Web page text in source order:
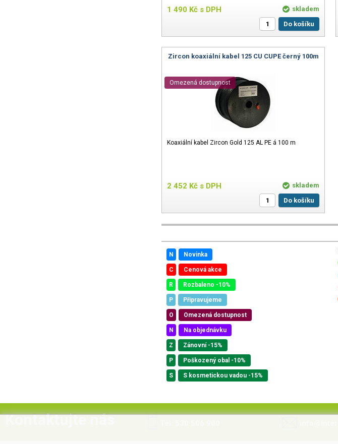
1 490 Kč s DPH
skladem
Do košíku
Zircon koaxiální kabel 125 CU CUPE černý 100m
Koaxiální kabel Zircon Gold 125 AL PE á 100 m
2 452 Kč s DPH
Omezená dostupnost
skladem
Do košíku
N Novinka
C Cenová akce
R Rozbaleno -10%
P Připravujeme
O Omezená dostupnost
N Na objednávku
Z Zánovní -15%
P Poškozený obal -10%
S S kosmetickou vadou -15%
Kontaktujte nás